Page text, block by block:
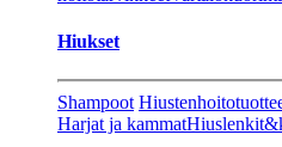
Hiukset
Shampoot
Harjat ja kammat